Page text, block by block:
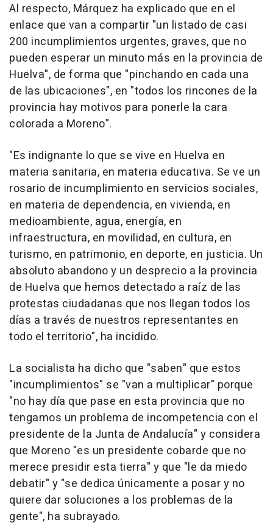
Al respecto, Márquez ha explicado que en el
enlace que van a compartir "un listado de casi
200 incumplimientos urgentes, graves, que no
pueden esperar un minuto más en la provincia de
Huelva", de forma que "pinchando en cada una
de las ubicaciones", en "todos los rincones de la
provincia hay motivos para ponerle la cara
colorada a Moreno".
"Es indignante lo que se vive en Huelva en
materia sanitaria, en materia educativa. Se ve un
rosario de incumplimiento en servicios sociales,
en materia de dependencia, en vivienda, en
medioambiente, agua, energía, en
infraestructura, en movilidad, en cultura, en
turismo, en patrimonio, en deporte, en justicia. Un
absoluto abandono y un desprecio a la provincia
de Huelva que hemos detectado a raíz de las
protestas ciudadanas que nos llegan todos los
días a través de nuestros representantes en
todo el territorio", ha incidido.
La socialista ha dicho que "saben" que estos
"incumplimientos" se "van a multiplicar" porque
"no hay día que pase en esta provincia que no
tengamos un problema de incompetencia con el
presidente de la Junta de Andalucía" y considera
que Moreno "es un presidente cobarde que no
merece presidir esta tierra" y que "le da miedo
debatir" y "se dedica únicamente a posar y no
quiere dar soluciones a los problemas de la
gente", ha subrayado.